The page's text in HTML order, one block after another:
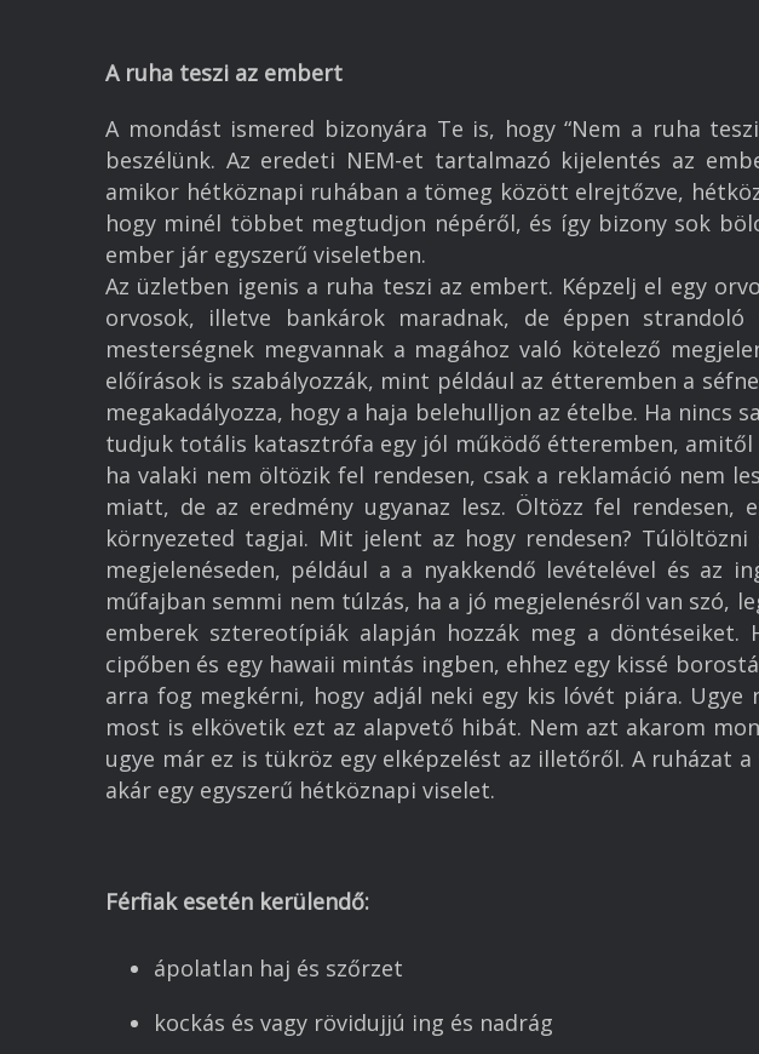
A ruha teszi az embert
A mondást ismered bizonyára Te is, hogy “Nem a ruha
beszélünk. Az eredeti NEM-et tartalmazó kijelentés az
amikor hétköznapi ruhában a tömeg között elrejtőzve,
hogy minél többet megtudjon népéről, és így bizony sok
ember jár egyszerű viseletben.
Az üzletben igenis a ruha teszi az embert. Képzelj el egy
orvosok, illetve bankárok maradnak, de éppen
mesterségnek megvannak a magához való kötelező
előírások is szabályozzák, mint például az étteremben a
megakadályozza, hogy a haja belehulljon az ételbe. Ha
tudjuk totális katasztrófa egy jól működő étteremben,
ha valaki nem öltözik fel rendesen, csak a reklamáció nem
miatt, de az eredmény ugyanaz lesz. Öltözz fel
környezeted tagjai. Mit jelent az hogy rendesen?
megjelenéseden, például a a nyakkendő levételével és az
műfajban semmi nem túlzás, ha a jó megjelenésről van szó,
emberek sztereotípiák alapján hozzák meg a
cipőben és egy hawaii mintás ingben, ehhez egy kissé
arra fog megkérni, hogy adjál neki egy kis lóvét piára.
most is elkövetik ezt az alapvető hibát. Nem azt akarom
ugye már ez is tükröz egy elképzelést az illetőről. A ruházat
akár egy egyszerű hétköznapi viselet.
Férfiak esetén kerülendő:
ápolatlan haj és szőrzet
kockás és vagy rövidujjú ing és nadrág